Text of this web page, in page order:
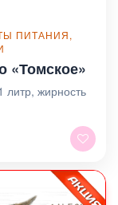
ПИТАНИЯ,
«Томское»
литр, жирность